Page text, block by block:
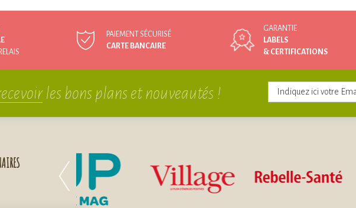
PAIEMENT SÉCURISÉ
CARTE BANCAIRE
GARANTIE
LABELS
& CERTIFICATIONS
les bons plans et nouveautés !